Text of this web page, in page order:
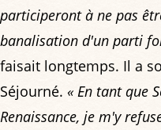
participeront à ne pas
banalisation d'un parti
faisait longtemps. Il a
Séjourné. « En tant que
Renaissance, je m'y